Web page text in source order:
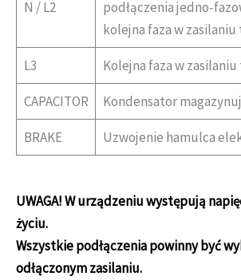
N / L2
podłączenia jedno-
kolejna faza w
L3 Kolejna faza w
CAPACITOR Kondensator
BRAKE Uzwojenie hamulca
UWAGA! W urządzeniu występują
życiu.
Wszystkie podłączenia powinny być
odłączonym zasilaniu.